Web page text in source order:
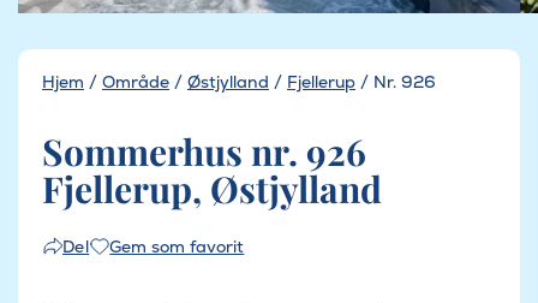
Hjem / Område / Østjylland / Fjellerup / Nr. 926
Sommerhus nr. 926
Fjellerup, Østjylland
Del Gem som favorit